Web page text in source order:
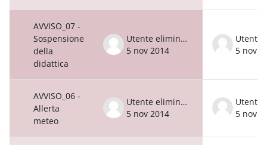
AVVISO_07 -
Sospensione
della
didattica
Utente eliminato
5 nov 2014
5 nov
AVVISO_06 -
Allerta
meteo
Utente eliminato
5 nov 2014
5 nov